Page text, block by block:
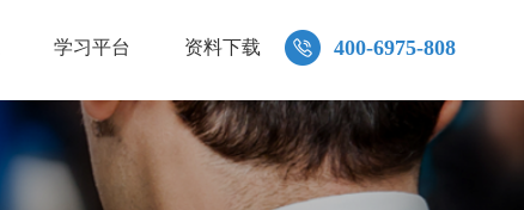
学习平台 资料下载 400-6975-808